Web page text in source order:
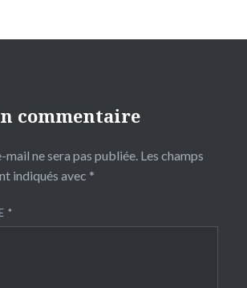
commentaire
ne sera pas publiée. Les champs
indiqués avec *
*